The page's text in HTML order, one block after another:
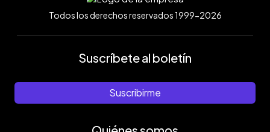
Todos los derechos reservados 1999-2026
Suscríbete al boletín
Suscribirme